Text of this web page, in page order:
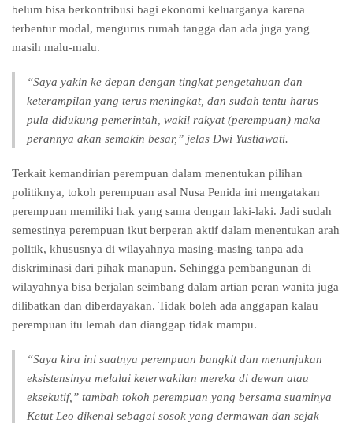
belum bisa berkontribusi bagi ekonomi keluarganya karena
terbentur modal, mengurus rumah tangga dan ada juga yang
masih malu-malu.
“Saya yakin ke depan dengan tingkat pengetahuan dan
keterampilan yang terus meningkat, dan sudah tentu harus
pula didukung pemerintah, wakil rakyat (perempuan) maka
perannya akan semakin besar,” jelas Dwi Yustiawati.
Terkait kemandirian perempuan dalam menentukan pilihan
politiknya, tokoh perempuan asal Nusa Penida ini mengatakan
perempuan memiliki hak yang sama dengan laki-laki. Jadi sudah
semestinya perempuan ikut berperan aktif dalam menentukan arah
politik, khususnya di wilayahnya masing-masing tanpa ada
diskriminasi dari pihak manapun. Sehingga pembangunan di
wilayahnya bisa berjalan seimbang dalam artian peran wanita juga
dilibatkan dan diberdayakan. Tidak boleh ada anggapan kalau
perempuan itu lemah dan dianggap tidak mampu.
“Saya kira ini saatnya perempuan bangkit dan menunjukan
eksistensinya melalui keterwakilan mereka di dewan atau
eksekutif,” tambah tokoh perempuan yang bersama suaminya
Ketut Leo dikenal sebagai sosok yang dermawan dan sejak